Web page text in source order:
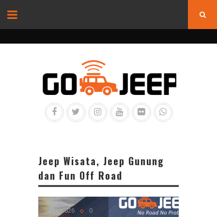
Jeep Wisata, Jeep Gunung
dan Fun Off Road
16 Jan 2026 0